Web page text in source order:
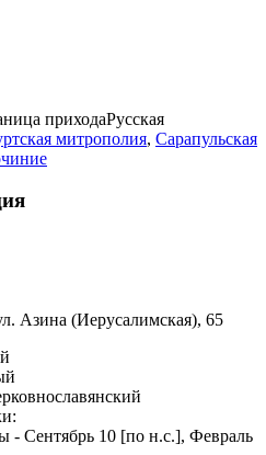
приходаРусская
митрополия, Сарапульская
Азина (Иерусалимская), 65
Сентябрь 10 [по н.с.], Февраль